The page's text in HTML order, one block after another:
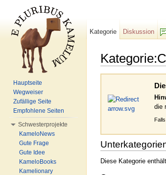
die
Diese Kategorie
Kategorie
Diskussion
Hauptseite
Wegweiser
Zufällige Seite
Empfohlene Seiten
Schwesterprojekte
KameloNews
Gute Frage
Gute Idee
KameloBooks
Kamelionary